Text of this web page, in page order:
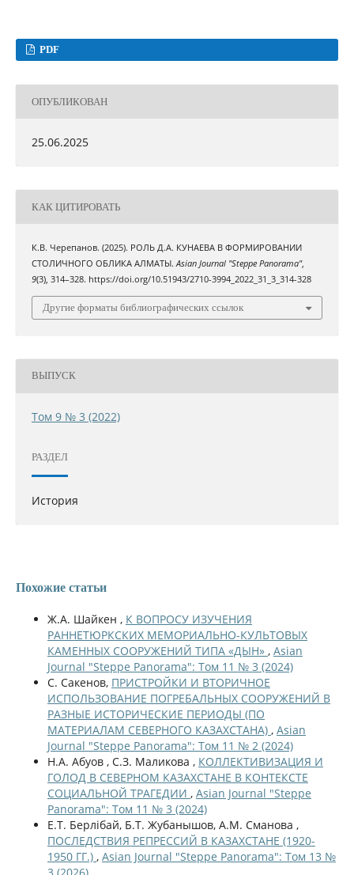
PDF
ОПУБЛИКОВАН
25.06.2025
КАК ЦИТИРОВАТЬ
К.В. Черепанов. (2025). РОЛЬ Д.А. КУНАЕВА В ФОРМИРОВАНИИ
СТОЛИЧНОГО ОБЛИКА АЛМАТЫ.Asian Journal "Steppe Panorama",
9(3), 314–328. https://doi.org/10.51943/2710-3994_2022_31_3_314-328
Другие форматы библиографических ссылок
ВЫПУСК
Том 9 № 3 (2022)
РАЗДЕЛ
История
Похожие статьи
Ж.А. Шайкен , К ВОПРОСУ ИЗУЧЕНИЯ
РАННЕТЮРКСКИХ МЕМОРИАЛЬНО-КУЛЬТОВЫХ
КАМЕННЫХ СООРУЖЕНИЙ ТИПА «ДЫН» , Asian
Journal "Steppe Panorama": Том 11 № 3 (2024)
С. Сакенов, ПРИСТРОЙКИ И ВТОРИЧНОЕ
ИСПОЛЬЗОВАНИЕ ПОГРЕБАЛЬНЫХ СООРУЖЕНИЙ В
РАЗНЫЕ ИСТОРИЧЕСКИЕ ПЕРИОДЫ (ПО
МАТЕРИАЛАМ СЕВЕРНОГО КАЗАХСТАНА) , Asian
Journal "Steppe Panorama": Том 11 № 2 (2024)
Н.А. Абуов , С.З. Маликова , КОЛЛЕКТИВИЗАЦИЯ И
ГОЛОД В СЕВЕРНОМ КАЗАХСТАНЕ В КОНТЕКСТЕ
СОЦИАЛЬНОЙ ТРАГЕДИИ , Asian Journal "Steppe
Panorama": Том 11 № 3 (2024)
Е.Т. Берлібай, Б.Т. Жубанышов, А.М. Сманова ,
ПОСЛЕДСТВИЯ РЕПРЕССИЙ В КАЗАХСТАНЕ (1920-
1950 ГГ.) , Asian Journal "Steppe Panorama": Том 13 №